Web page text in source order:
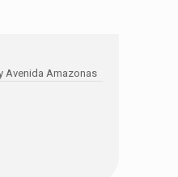
Avenida Amazonas